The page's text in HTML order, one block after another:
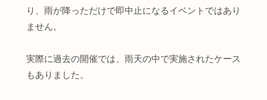
り、雨が降っただけで即中止になるイベントではあり
ません。
実際に過去の開催では、雨天の中で実施されたケース
もありました。